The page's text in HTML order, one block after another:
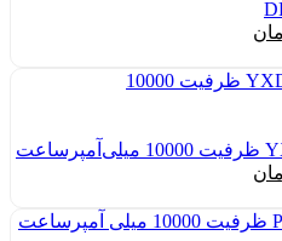
تومان۲,۳۸۲,۰۰۰ تومان.
تومان ۱,۸۱۱,۲۲۹ تومان.